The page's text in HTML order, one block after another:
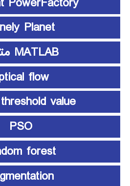
Planet
MATLAB متلب
flow
value
PSO
forest